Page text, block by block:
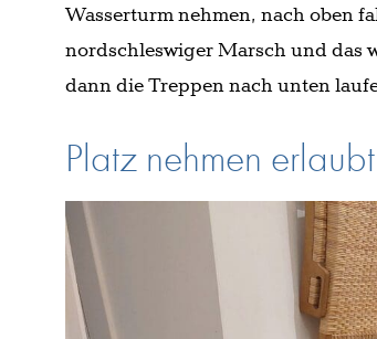
Wasserturm nehmen, nach oben
nordschleswiger Marsch und
dann die Treppen nach unten
Platz nehmen erlaubt